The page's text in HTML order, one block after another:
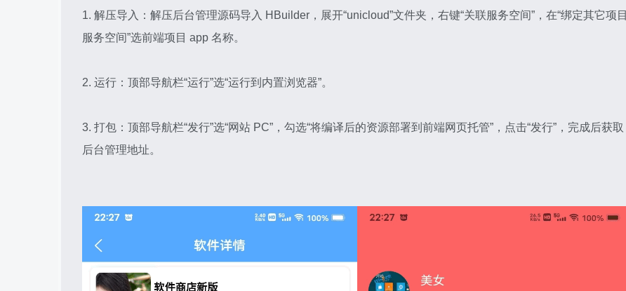
1. 解压导入：解压后台管理源码导入 HBuilder，展开“unicloud”文件夹，右键“关联服务空间”，在“绑定其它项目
服务空间”选前端项目 app 名称。
2. 运行：顶部导航栏“运行”选“运行到内置浏览器”。
3. 打包：顶部导航栏“发行”选“网站 PC”，勾选“将编译后的资源部署到前端网页托管”，点击“发行”，完成后获取
后台管理地址。